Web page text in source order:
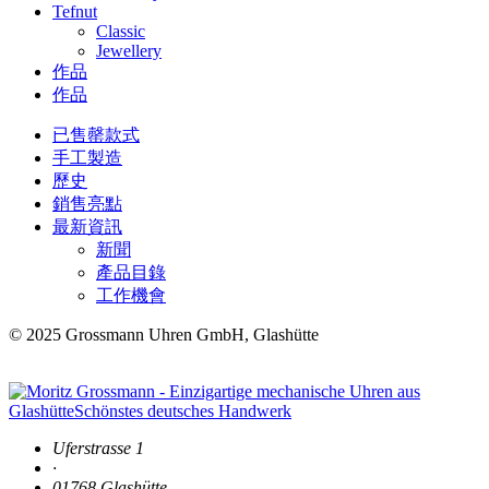
Tefnut
Classic
Jewellery
作品
作品
已售罄款式
手工製造
歷史
銷售亮點
最新資訊
新聞
產品目錄
工作機會
© 2025 Grossmann Uhren GmbH, Glashütte
Uferstrasse 1
·